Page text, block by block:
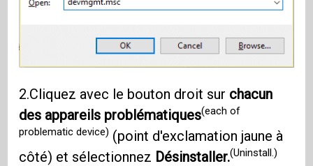
2.Cliquez avec le bouton droit sur chacun
des appareils problématiques(each of
problematic device) (point d'exclamation jaune à
côté) et sélectionnez Désinstaller.(Uninstall.)